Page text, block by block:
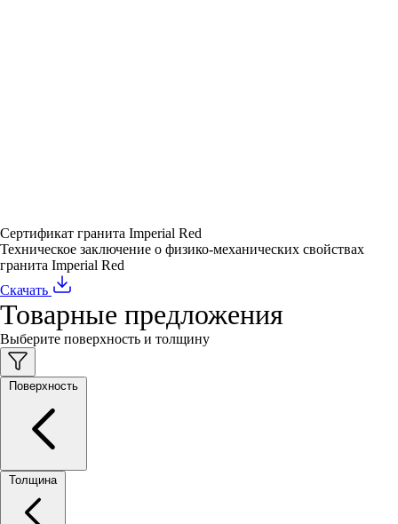
Сертификат гранита Imperial Red
Техническое заключение о физико-механических свойствах
гранита Imperial Red
Скачать
Товарные предложения
Выберите поверхность и толщину